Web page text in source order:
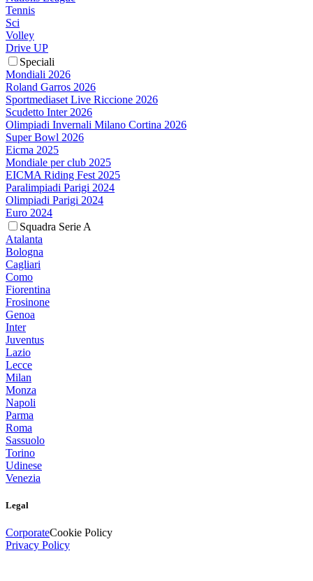
Tennis
Sci
Volley
Drive UP
Speciali
Mondiali 2026
Roland Garros 2026
Sportmediaset Live Riccione 2026
Scudetto Inter 2026
Olimpiadi Invernali Milano Cortina 2026
Super Bowl 2026
Eicma 2025
Mondiale per club 2025
EICMA Riding Fest 2025
Paralimpiadi Parigi 2024
Olimpiadi Parigi 2024
Euro 2024
Squadra Serie A
Atalanta
Bologna
Cagliari
Como
Fiorentina
Frosinone
Genoa
Inter
Juventus
Lazio
Lecce
Milan
Monza
Napoli
Parma
Roma
Sassuolo
Torino
Udinese
Venezia
Legal
CorporateCookie Policy
Privacy Policy